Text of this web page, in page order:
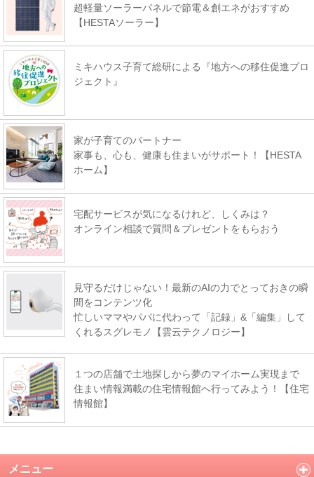
超軽量ソーラーパネルで節電＆創エネがおすすめ
【HESTAソーラー】
ミキハウス子育て総研による『地方への移住促進プロ
ジェクト』
家が子育てのパートナー
家事も、心も、健康も住まいがサポート！【HESTA
ホーム】
宅配サービスが気になるけれど、しくみは？
オンライン相談で質問＆プレゼントをもらおう
見守るだけじゃない！最新のAIの力でとっておきの瞬
間をコンテンツ化
忙しいママやパパに代わって「記録」&「編集」して
くれるスグレモノ【雲云テクノロジー】
１つの店舗で土地探しから夢のマイホーム実現まで
住まい情報満載の住宅情報館へ行ってみよう！【住宅
情報館】
メニュー